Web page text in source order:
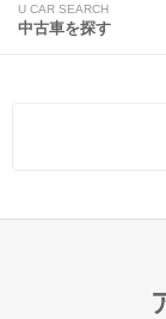
U CAR SEARCH
中古車を探す